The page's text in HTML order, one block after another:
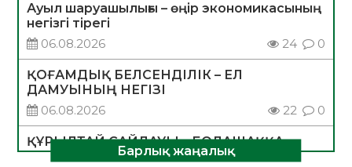
Ауыл шаруашылығы – өңір экономикасының
негізгі тірегі
06.08.2026
24 0
ҚОҒАМДЫҚ БЕЛСЕНДІЛІК – ЕЛ
ДАМУЫНЫҢ НЕГІЗІ
06.08.2026
22 0
ҚҰРЫЛТАЙ САЙЛАУЫ – БОЛАШАҚҚА
БАСТАР ЖАУАПТЫ ТАҢДАУ
Барлық жаңалық